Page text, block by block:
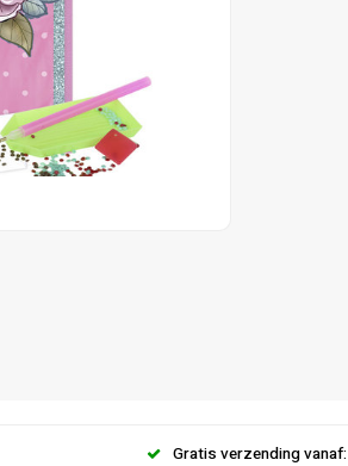
Gratis verzending